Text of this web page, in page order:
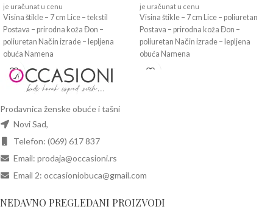
je uračunat u cenu
Visina štikle – 7 cm Lice – tekstil
Postava – prirodna koža Đon –
poliuretan Način izrade – lepljena
obuća Namena
je uračunat u cenu
Visina štikle – 7 cm Lice – poliuretan
Postava – prirodna koža Đon –
poliuretan Način izrade – lepljena
obuća Namena
Prodavnica ženske obuće i tašni
Novi Sad,
Telefon: (069) 617 837
Email: prodaja@occasioni.rs
Email 2: occasioniobuca@gmail.com
NEDAVNO PREGLEDANI PROIZVODI